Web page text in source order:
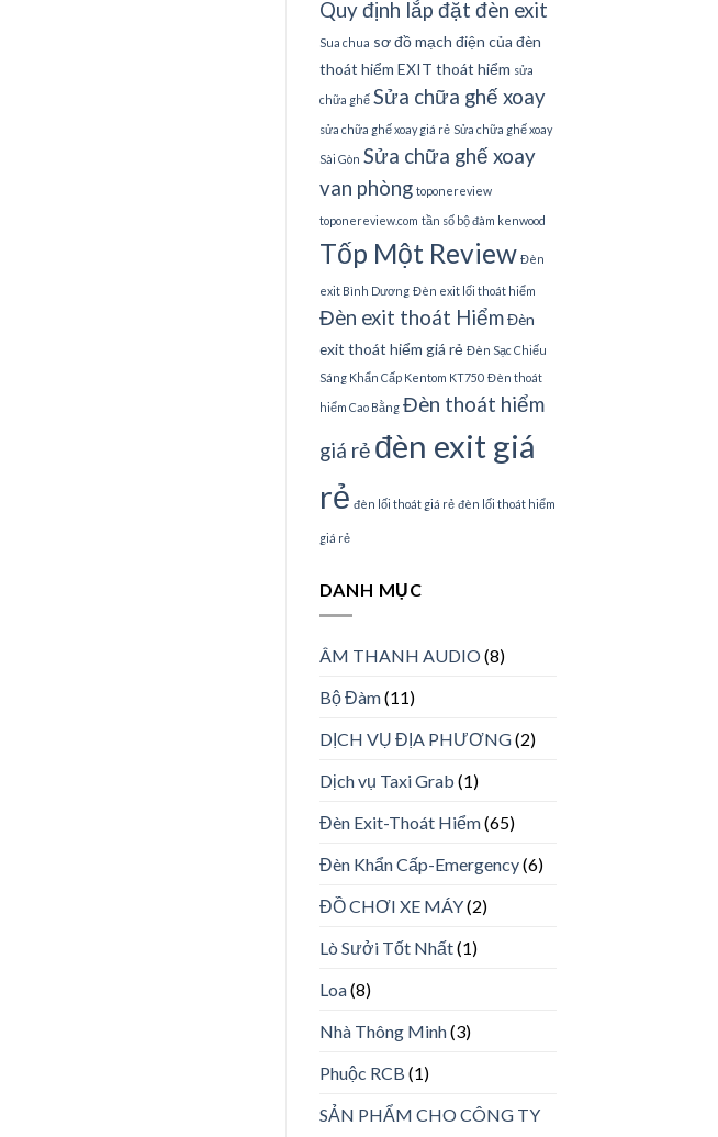
Quy định lắp đặt đèn exit
Sua chua sơ đồ mạch điện của đèn
thoát hiểm EXIT thoát hiểm sửa
chữa ghế Sửa chữa ghế xoay
sửa chữa ghế xoay giá rẻ Sửa chữa ghế xoay
Sài Gòn Sửa chữa ghế xoay
van phòng toponereview
toponereview.com tần số bộ đàm kenwood
Tốp Một Review Đèn
exit Bình Dương Đèn exit lối thoát hiểm
Đèn exit thoát Hiểm Đèn
exit thoát hiểm giá rẻ Đèn Sạc Chiếu
Sáng Khẩn Cấp Kentom KT750 Đèn thoát
hiểm Cao Bằng Đèn thoát hiểm
giá rẻ đèn exit giá
rẻ đèn lối thoát giá rẻ đèn lối thoát hiểm
giá rẻ
DANH MỤC
ÂM THANH AUDIO(8)
Bộ Đàm(11)
DỊCH VỤ ĐỊA PHƯƠNG(2)
Dịch vụ Taxi Grab (1)
Đèn Exit-Thoát Hiểm(65)
Đèn Khẩn Cấp-Emergency(6)
ĐỒ CHƠI XE MÁY(2)
Lò Sưởi Tốt Nhất(1)
Loa(8)
Nhà Thông Minh(3)
Phuộc RCB (1)
SẢN PHẨM CHO CÔNG TY